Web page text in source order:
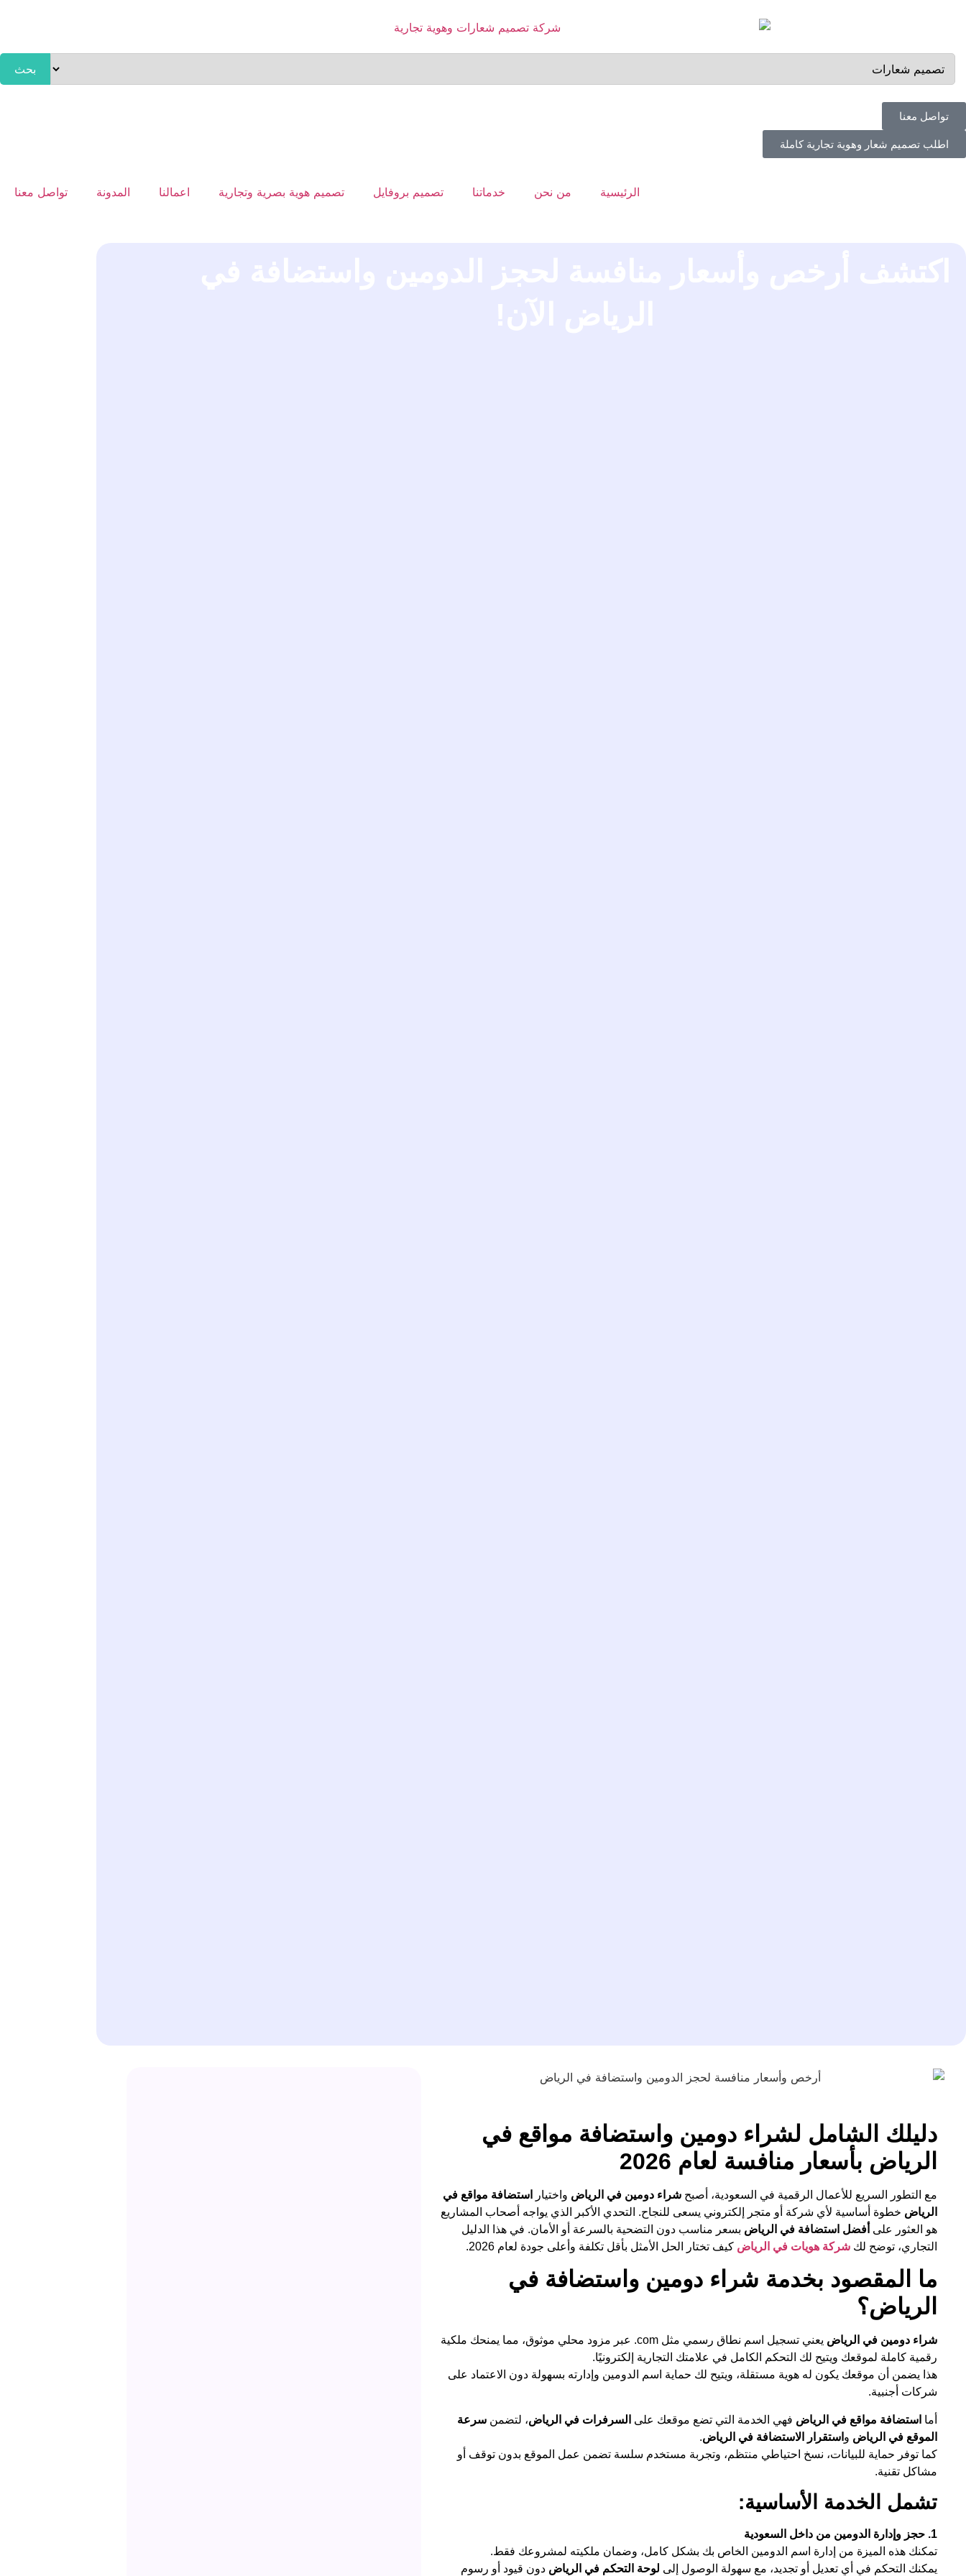
بحث
تواصل معنا
اطلب تصميم شعار وهوية تجارية كاملة
الرئيسية من نحن خدماتنا تصميم بروفايل تصميم هوية بصرية وتجارية اعمالنا المدونة تواصل معنا
دليلك الشامل لشراء دومين واستضافة مواقع في
الرياض بأسعار منافسة لعام 2026
مع التطور السريع للأعمال الرقمية في السعودية، أصبح شراء دومين في الرياض واختيار
استضافة مواقع في
الرياض خطوة أساسية لأي شركة أو متجر إلكتروني يسعى للنجاح. التحدي الأكبر الذي يواجه أصحاب المشاريع
هو العثور على أفضل استضافة في الرياض بسعر مناسب دون التضحية بالسرعة أو الأمان. في هذا الدليل
التجاري، توضح لك شركة هويات في الرياض كيف تختار الحل الأمثل بأقل تكلفة وأعلى جودة لعام 2026.
ما المقصود بخدمة شراء دومين واستضافة في
الرياض؟
شراء دومين في الرياض
يعني تسجيل اسم نطاق رسمي مثل ‎.com عبر مزود محلي موثوق، مما يمنحك ملكية
رقمية كاملة لموقعك ويتيح لك التحكم الكامل في علامتك التجارية إلكترونيًا.
هذا يضمن أن موقعك يكون له هوية مستقلة، ويتيح لك حماية اسم الدومين وإدارته بسهولة دون الاعتماد على
شركات أجنبية.
أما استضافة مواقع في الرياض فهي الخدمة التي تضع موقعك على السرفرات في الرياض، لتضمن سرعة
الموقع في الرياض و استقرار الاستضافة في الرياض.
كما توفر حماية للبيانات، نسخ احتياطي منتظم، وتجربة مستخدم سلسة تضمن عمل الموقع بدون توقف أو
مشاكل تقنية.
تشمل الخدمة الأساسية:
1. حجز وإدارة الدومين من داخل السعودية
تمكنك هذه الميزة من إدارة اسم الدومين الخاص بك بشكل كامل، وضمان ملكيته لمشروعك فقط.
يمكنك التحكم في أي تعديل أو تجديد، مع سهولة الوصول إلى لوحة التحكم في الرياض دون قيود أو رسوم